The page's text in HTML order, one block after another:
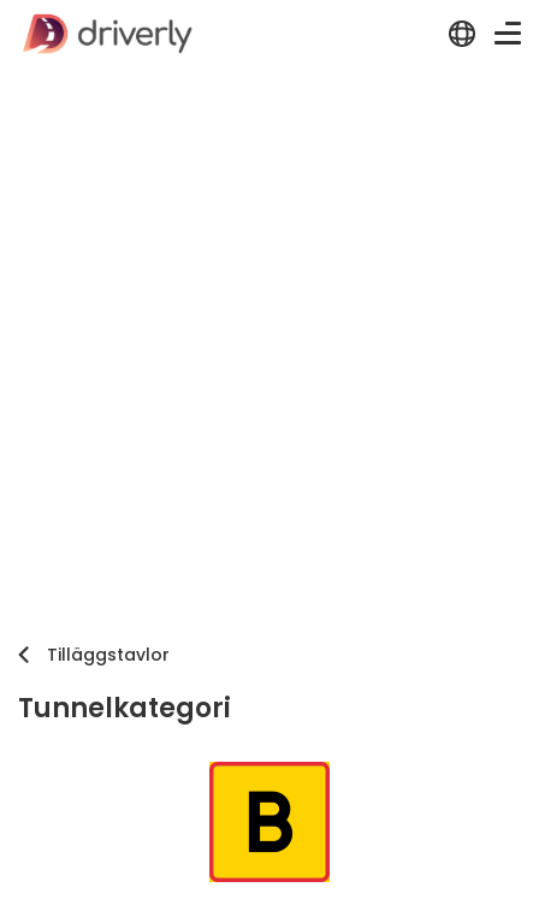
Tilläggstavlor
Tunnelkategori